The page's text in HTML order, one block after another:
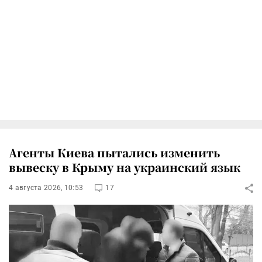
Агенты Киева пытались изменить
вывеску в Крыму на украинский язык
4 августа 2026, 10:53 17